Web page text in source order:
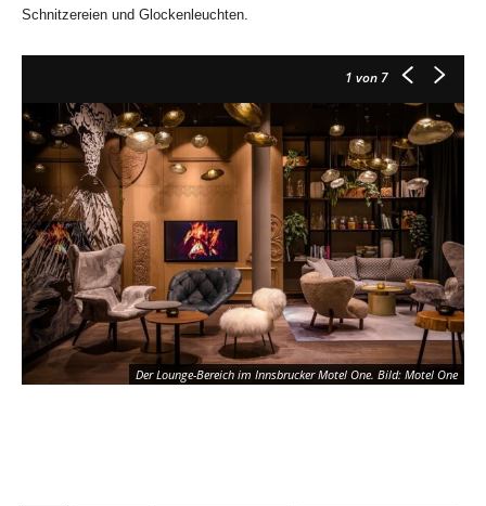
Schnitzereien und Glockenleuchten.
1 von 7
Der Lounge-Bereich im Innsbrucker Motel One. Bild: Motel One